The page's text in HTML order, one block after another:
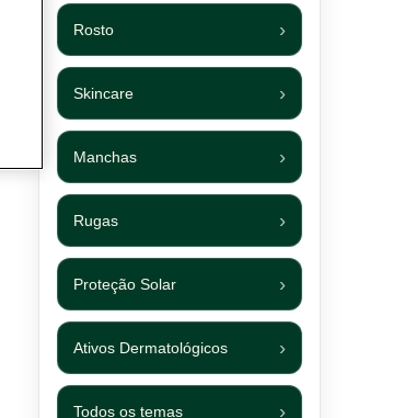
Rosto
Skincare
Manchas
Rugas
Proteção Solar
Ativos Dermatológicos
Todos os temas